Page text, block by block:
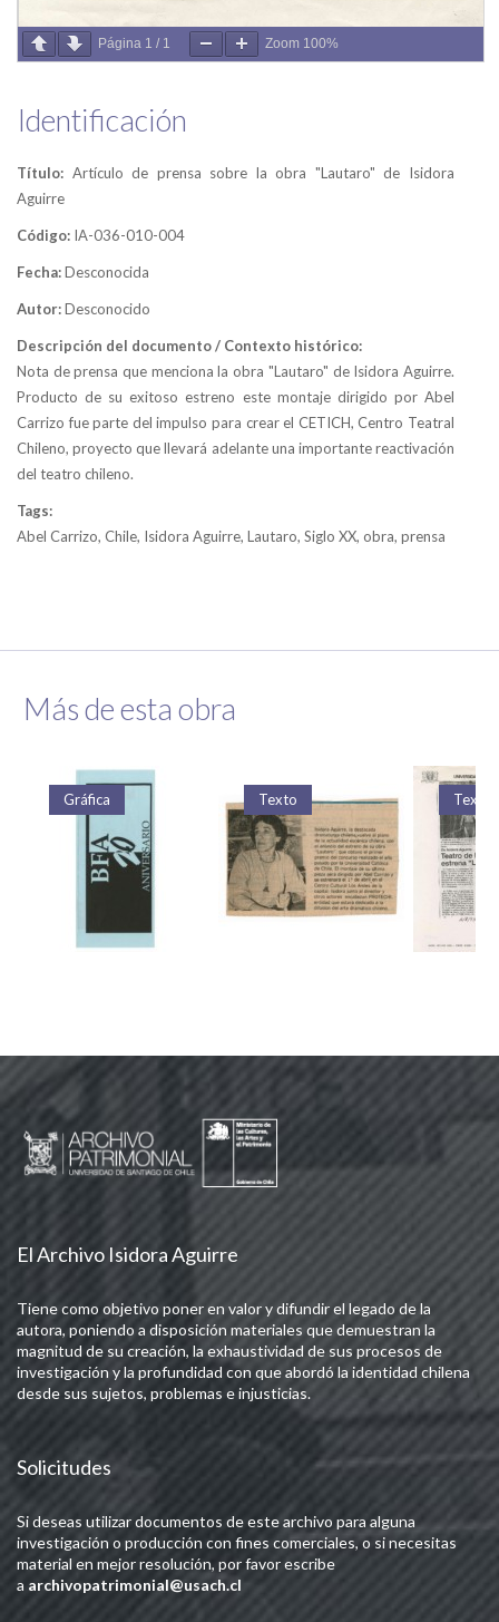
Página 1 / 1 Zoom 100%
Identificación
Título: Artículo de prensa sobre la obra "Lautaro" de Isidora
Aguirre
Código: IA-036-010-004
Fecha:Desconocida
Autor:Desconocido
Descripción del documento / Contexto histórico:
Nota de prensa que menciona la obra "Lautaro" de Isidora Aguirre.
Producto de su exitoso estreno este montaje dirigido por Abel
Carrizo fue parte del impulso para crear el CETICH, Centro Teatral
Chileno, proyecto que llevará adelante una importante reactivación
del teatro chileno.
Tags:
Abel Carrizo, Chile, Isidora Aguirre, Lautaro, Siglo XX, obra, prensa
Más de esta obra
Texto Texto
El Archivo Isidora Aguirre
Tiene como objetivo poner en valor y difundir el legado de la
autora, poniendo a disposición materiales que demuestran la
magnitud de su creación, la exhaustividad de sus procesos de
investigación y la profundidad con que abordó la identidad chilena
desde sus sujetos, problemas e injusticias.
Solicitudes
Si deseas utilizar documentos de este archivo para alguna
investigación o producción con fines comerciales, o si necesitas
material en mejor resolución, por favor escribe
a archivopatrimonial@usach.cl